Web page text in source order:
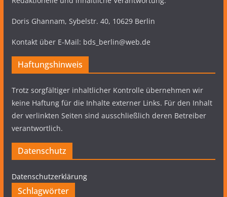
Doris Ghannam, Sybelstr. 40, 10629 Berlin
Kontakt über E-Mail: bds_berlin@web.de
Haftungshinweis
Trotz sorgfältiger inhaltlicher Kontrolle übernehmen wir
keine Haftung für die Inhalte externer Links. Für den Inhalt
der verlinkten Seiten sind ausschließlich deren Betreiber
verantwortlich.
Datenschutz
Datenschutzerklärung
Schlagwörter